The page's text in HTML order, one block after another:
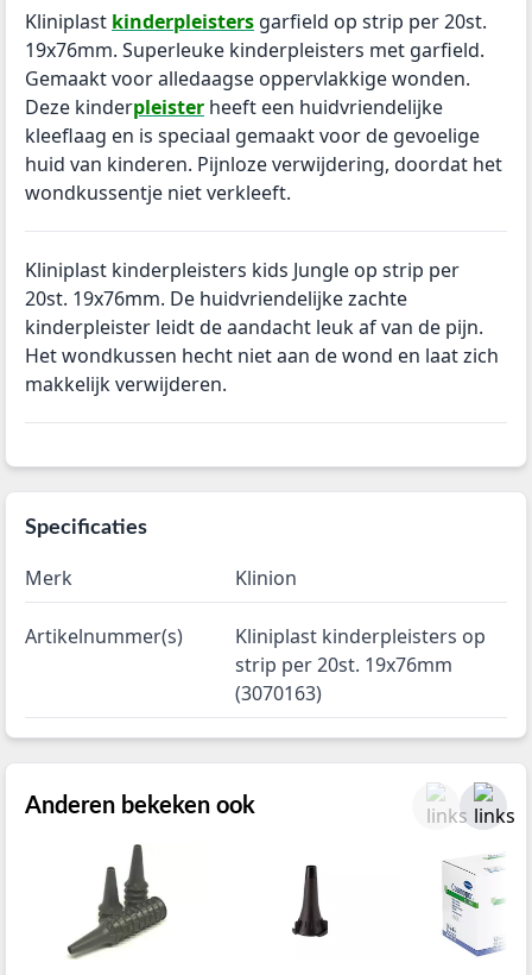
Kliniplast kinderpleisters garfield op strip per 20st.
19x76mm. Superleuke kinderpleisters met garfield.
Gemaakt voor alledaagse oppervlakkige wonden.
Deze kinderpleister heeft een huidvriendelijke
kleeflaag en is speciaal gemaakt voor de gevoelige
huid van kinderen. Pijnloze verwijdering, doordat het
wondkussentje niet verkleeft.
Kliniplast kinderpleisters kids Jungle op strip per
20st. 19x76mm. De huidvriendelijke zachte
kinderpleister leidt de aandacht leuk af van de pijn.
Het wondkussen hecht niet aan de wond en laat zich
makkelijk verwijderen.
Specificaties
Merk Klinion
Artikelnummer(s)
Kliniplast kinderpleisters op
strip per 20st. 19x76mm
(3070163)
Anderen bekeken ook